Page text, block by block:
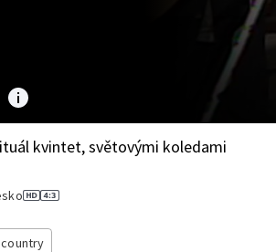
kvintet, světovými koledami